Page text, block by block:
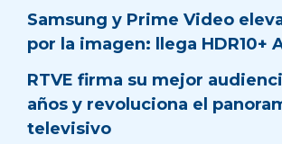
Samsung y Prime Video
por la imagen: llega HDR10+
RTVE firma su mejor
años y revoluciona el
televisivo